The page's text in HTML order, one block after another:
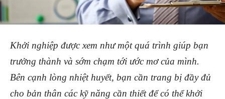
Khởi nghiệp được xem như một quá trình giúp bạn
trưởng thành và sớm chạm tới ước mơ của mình.
Bên cạnh lòng nhiệt huyết, bạn cần trang bị đầy đủ
cho bản thân các kỹ năng cần thiết để có thể khởi